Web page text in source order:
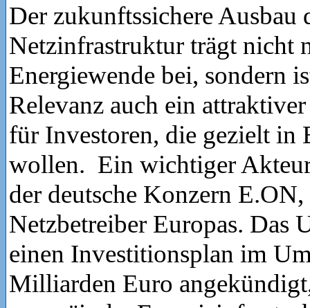
Der zukunftssichere Ausbau
Netzinfrastruktur trägt nicht
Energiewende bei, sondern
Relevanz auch ein
für Investoren, die gezielt in
wollen. Ein wichtiger
der deutsche Konzern
Netzbetreiber Europas. Das
einen Investitionsplan im
Milliarden Euro